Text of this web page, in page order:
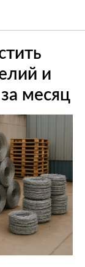
и
месяц